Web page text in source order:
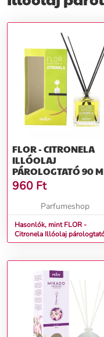
FLOR - CITRONELA
ILLÓOLAJ
PÁROLOGTATÓ 90
960 Ft
Parfumeshop
Hasonlók, mint FLOR -
Citronela Illóolaj párologtató 90
ml